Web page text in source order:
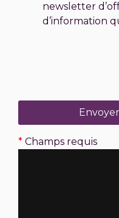
newsletter
d’information
*Champs requis